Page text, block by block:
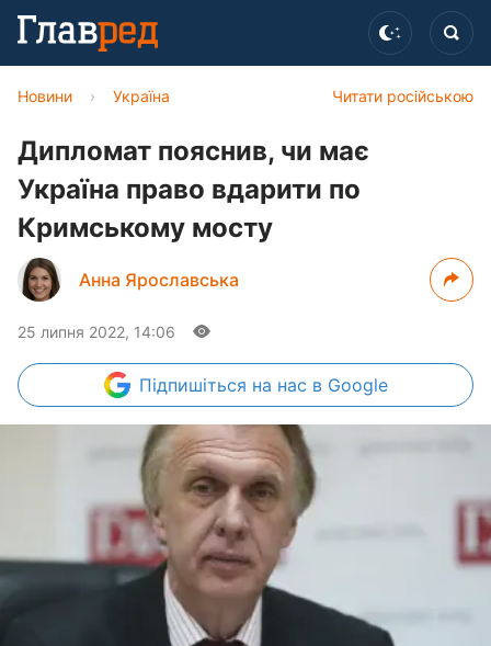
Читати російською
Новини › Україна
Дипломат пояснив, чи має
Україна право вдарити по
Кримському мосту
Анна Ярославська
25 липня 2022, 14:06
Підпишіться на нас в Google